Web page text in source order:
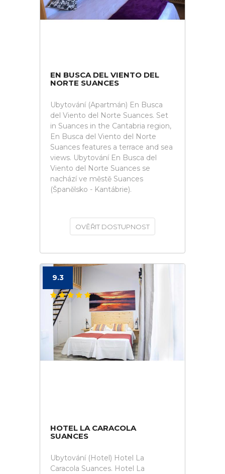
EN BUSCA DEL VIENTO DEL
NORTE SUANCES
Ubytování (Apartmán) En Busca
del Viento del Norte Suances. Set
in Suances in the Cantabria region,
En Busca del Viento del Norte
Suances features a terrace and sea
views. Ubytování En Busca del
Viento del Norte Suances se
nachází ve městě Suances
(Španělsko - Kantábrie).
OVĚŘIT DOSTUPNOST
9.3
HOTEL LA CARACOLA
SUANCES
Ubytování (Hotel) Hotel La
Caracola Suances. Hotel La